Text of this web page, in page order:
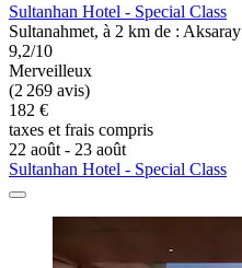
Sultanhan Hotel - Special Class
Sultanahmet, à 2 km de : Aksaray
9,2/10
Merveilleux
(2 269 avis)
182 €
taxes et frais compris
22 août - 23 août
Sultanhan Hotel - Special Class